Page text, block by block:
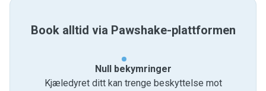
Book alltid via Pawshake-plattformen
Null bekymringer
Kjæledyret ditt kan trenge beskyttelse mot